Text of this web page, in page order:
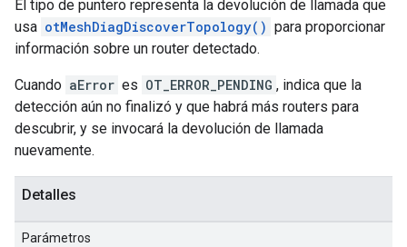
El tipo de puntero representa la devolución de llamada que
usa otMeshDiagDiscoverTopology() para proporcionar
información sobre un router detectado.
Cuando aError es OT_ERROR_PENDING , indica que la
detección aún no finalizó y que habrá más routers para
descubrir, y se invocará la devolución de llamada
nuevamente.
Detalles
Parámetros